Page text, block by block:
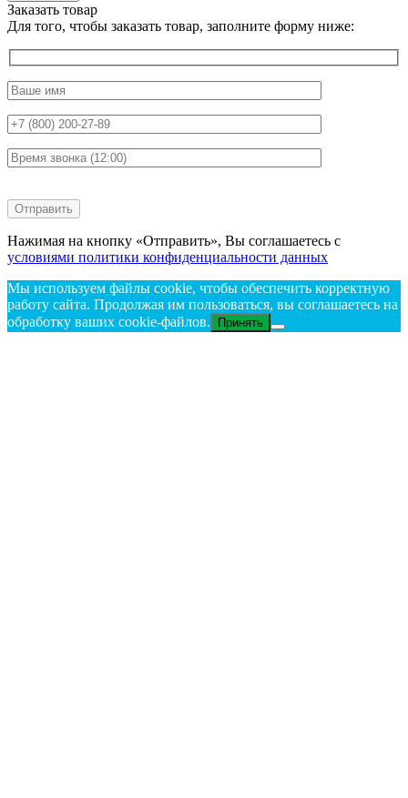
Заказать товар
Для того, чтобы заказать товар, заполните форму ниже:
Нажимая на кнопку «Отправить», Вы соглашаетесь с
условиями политики конфиденциальности данных
Мы используем файлы cookie, чтобы обеспечить корректную
работу сайта. Продолжая им пользоваться, вы соглашаетесь на
обработку ваших cookie‑файлов.
Принять